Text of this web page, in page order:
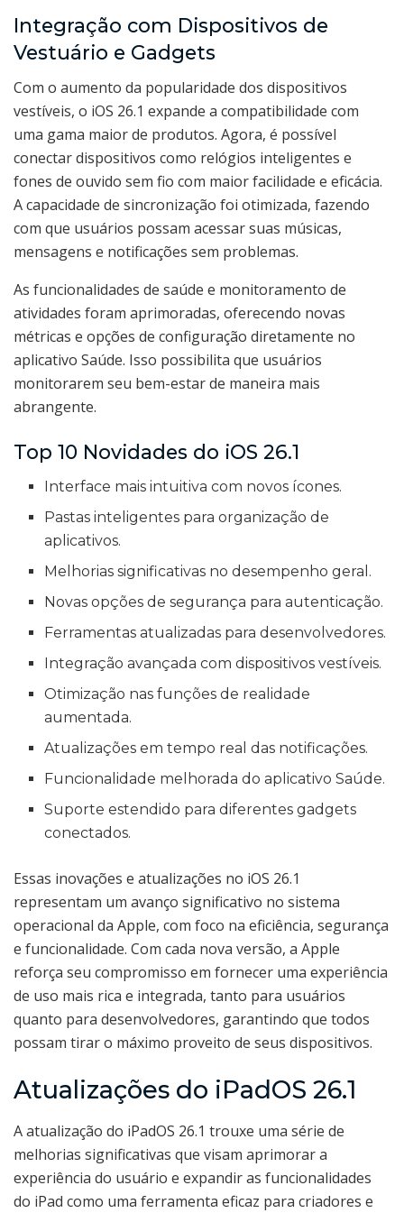
Integração com Dispositivos de
Vestuário e Gadgets
Com o aumento da popularidade dos dispositivos
vestíveis, o iOS 26.1 expande a compatibilidade com
uma gama maior de produtos. Agora, é possível
conectar dispositivos como relógios inteligentes e
fones de ouvido sem fio com maior facilidade e eficácia.
A capacidade de sincronização foi otimizada, fazendo
com que usuários possam acessar suas músicas,
mensagens e notificações sem problemas.
As funcionalidades de saúde e monitoramento de
atividades foram aprimoradas, oferecendo novas
métricas e opções de configuração diretamente no
aplicativo Saúde. Isso possibilita que usuários
monitorarem seu bem-estar de maneira mais
abrangente.
Top 10 Novidades do iOS 26.1
Interface mais intuitiva com novos ícones.
Pastas inteligentes para organização de
aplicativos.
Melhorias significativas no desempenho geral.
Novas opções de segurança para autenticação.
Ferramentas atualizadas para desenvolvedores.
Integração avançada com dispositivos vestíveis.
Otimização nas funções de realidade
aumentada.
Atualizações em tempo real das notificações.
Funcionalidade melhorada do aplicativo Saúde.
Suporte estendido para diferentes gadgets
conectados.
Essas inovações e atualizações no iOS 26.1
representam um avanço significativo no sistema
operacional da Apple, com foco na eficiência, segurança
e funcionalidade. Com cada nova versão, a Apple
reforça seu compromisso em fornecer uma experiência
de uso mais rica e integrada, tanto para usuários
quanto para desenvolvedores, garantindo que todos
possam tirar o máximo proveito de seus dispositivos.
Atualizações do iPadOS 26.1
A atualização do iPadOS 26.1 trouxe uma série de
melhorias significativas que visam aprimorar a
experiência do usuário e expandir as funcionalidades
do iPad como uma ferramenta eficaz para criadores e